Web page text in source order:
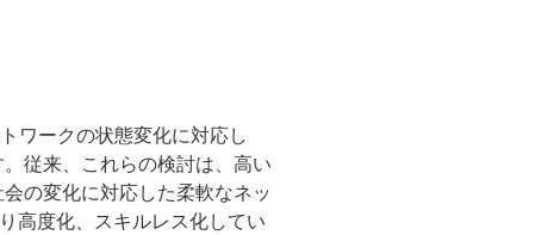
ワークの状態変化に対応し
従来、これらの検討は、高い
の変化に対応した柔軟なネッ
高度化、スキルレス化してい